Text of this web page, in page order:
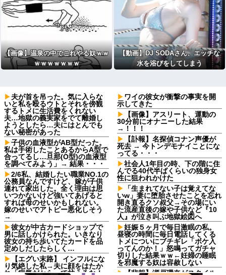
【画像】温泉の中でこれやる奴ｗｗ
ｗｗｗｗｗｗｗ
【動画】DJ SODAさん、エッチな
水を浴びをしてしまう
夫が首を吊った。気に入らな
いと私を殴るウトとそれを傍観
するトメに生活費をくれない
夫…地獄の義実家をでて離婚し
ようとしたら…夫にはとんでも
ない秘密があった
子供の血液型がAB型だった。
私は手術したことあるからA型で
合ってるし…旦那(O型)の血液型
を調べてみよう」→ 結果・・・
2/6私、結婚したい職業NO.1の
公務員なんですけど、嫁が子供
連れて家出した。全く理由は思
いつかないけど強いてあげると
すれば母のせいかもしれない。
嫁のせいでアトピー悪化しそう
→
彼女が中古カードショップで
男に話しかけられた。いきなり
彼女の持ち歩いてたカードを品
定めしだしたらしく…
【エグい末路】 インフルにな
り気絶した私→夫に顔をはたか
れ「病気だからって甘えるな！
ワイの彼女が衝撃の事実を開
示してきた
【画像】アスリート、運動の
30分前にオナニーした結果
→！！！
【訃報】名探偵コナン声優が
死去 → 今トンデモナイことにな
ってる・・・
社会人1年目の時、下の階に住
んでる40代半ばくらいの独身女
性に狙われかけた
「生まれてない子は覚えてな
いw」妻に堕胎させたことを忘れ
開き直るクソ叔父→その場にい
た流産直後の嫁や子供など『10
人』が泣き叫ぶ地獄絵図へ
妊娠５ヶ月で毎日激眠の私。
昼寝の時間に毎日電話してくる
トメについにブチギレ「ボケ入
ってんのか！」怒鳴ってガチャ
切りした結果ｗｗ←妊婦の睡眠
を邪魔する奴は容赦しない
【悲報】瀬戸環奈がスタイル